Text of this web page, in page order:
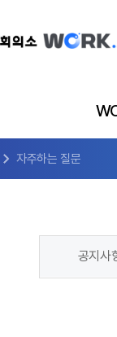
공지사
자주하는 질문